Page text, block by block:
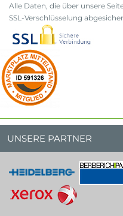
Alle Daten, die über unsere
SSL-Verschlüsselung
UNSERE PARTNER